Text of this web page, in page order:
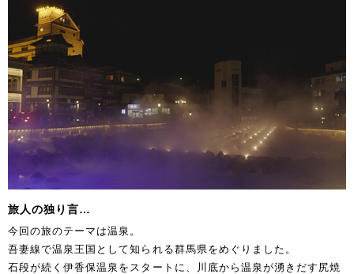
旅人の独り言…
今回の旅のテーマは温泉。
吾妻線で温泉王国として知られる群馬県をめぐりました。
石段が続く伊香保温泉をスタートに、川底から温泉が湧きだす尻焼